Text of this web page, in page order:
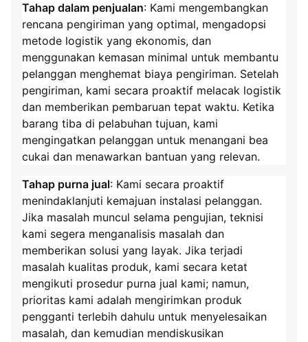
Tahap dalam penjualan: Kami mengembangkan
rencana pengiriman yang optimal, mengadopsi
metode logistik yang ekonomis, dan
menggunakan kemasan minimal untuk membantu
pelanggan menghemat biaya pengiriman. Setelah
pengiriman, kami secara proaktif melacak logistik
dan memberikan pembaruan tepat waktu. Ketika
barang tiba di pelabuhan tujuan, kami
mengingatkan pelanggan untuk menangani bea
cukai dan menawarkan bantuan yang relevan.
Tahap purna jual: Kami secara proaktif
menindaklanjuti kemajuan instalasi pelanggan.
Jika masalah muncul selama pengujian, teknisi
kami segera menganalisis masalah dan
memberikan solusi yang layak. Jika terjadi
masalah kualitas produk, kami secara ketat
mengikuti prosedur purna jual kami; namun,
prioritas kami adalah mengirimkan produk
pengganti terlebih dahulu untuk menyelesaikan
masalah, dan kemudian mendiskusikan